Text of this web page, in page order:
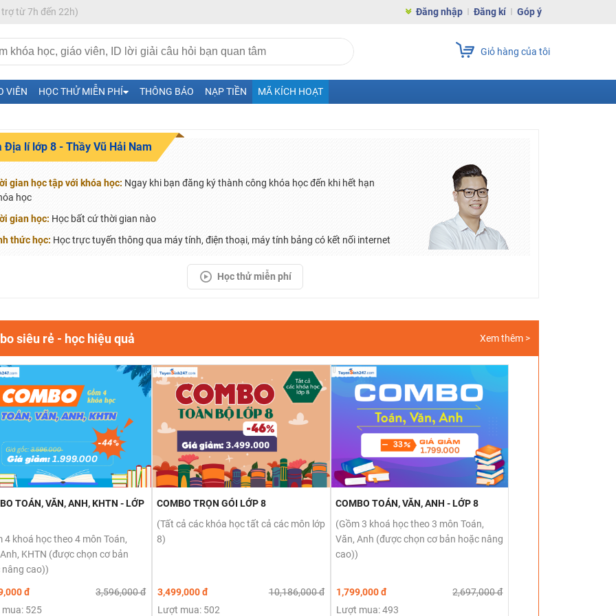
từ 7h đến 22h) Đăng nhập Đăng kí Góp ý
Giỏ hàng của tôi
VIÊN HỌC THỬ MIỄN PHÍ THÔNG BÁO NẠP TIỀN MÃ KÍCH HOẠT
ít nhất 25 điểm
(Từ 16-18/07/2025)
2018
viên giỏi và nổi tiếng
Địa lí lớp 8 - Thầy Vũ Hải Nam
gian học tập với khóa học: Ngay khi bạn đăng ký thành công khóa học đến khi hết hạn
học
gian học: Học bất cứ thời gian nào
thức học: Học trực tuyến thông qua máy tính, điện thoại, máy tính bảng có kết nối internet
Học thử miễn phí
siêu rẻ - học hiệu quả Xem thêm >
TOÁN, VĂN, ANH, KHTN - LỚP
4 khoá học theo 4 môn Toán,
KHTN (được chọn cơ bản
nâng cao))
đ
3,596,000 đ
525
COMBO TRỌN GÓI LỚP 8
(Tất cả các khóa học tất cả các môn lớp
8)
3,499,000 đ
10,186,000 đ
Lượt mua: 502
COMBO TOÁN, VĂN, ANH - LỚP 8
(Gồm 3 khoá học theo 3 môn Toán,
Văn, Anh (được chọn cơ bản hoặc nâng
cao))
1,799,000 đ
2,697,000 đ
Lượt mua: 493